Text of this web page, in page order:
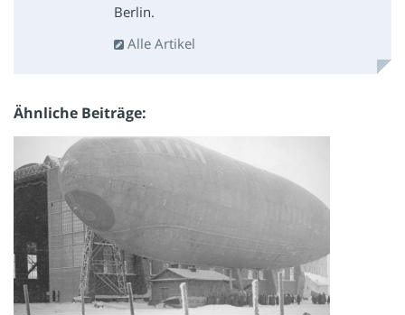
Berlin.
Alle Artikel
Ähnliche Beiträge